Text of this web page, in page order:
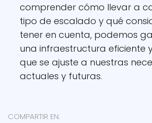
comprender cómo llevar a
tipo de escalado y qué
tener en cuenta, podemos
una infraestructura eficiente
que se ajuste a nuestras
actuales y futuras.
COMPARTIR EN: